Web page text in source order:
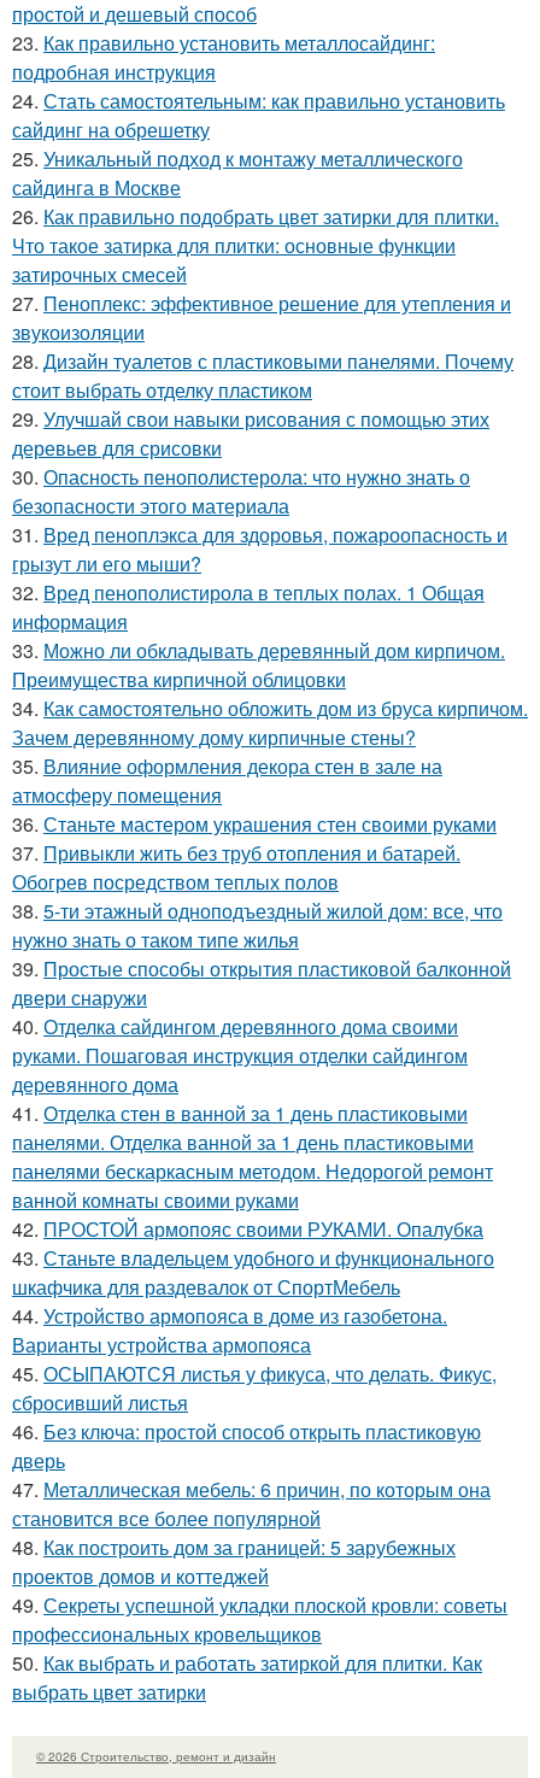
простой и дешевый способ
23. Как правильно установить металлосайдинг:
подробная инструкция
24. Стать самостоятельным: как правильно установить
сайдинг на обрешетку
25. Уникальный подход к монтажу металлического
сайдинга в Москве
26. Как правильно подобрать цвет затирки для плитки.
Что такое затирка для плитки: основные функции
затирочных смесей
27. Пеноплекс: эффективное решение для утепления и
звукоизоляции
28. Дизайн туалетов с пластиковыми панелями. Почему
стоит выбрать отделку пластиком
29. Улучшай свои навыки рисования с помощью этих
деревьев для срисовки
30. Опасность пенополистерола: что нужно знать о
безопасности этого материала
31. Вред пеноплэкса для здоровья, пожароопасность и
грызут ли его мыши?
32. Вред пенополистирола в теплых полах. 1 Общая
информация
33. Можно ли обкладывать деревянный дом кирпичом.
Преимущества кирпичной облицовки
34. Как самостоятельно обложить дом из бруса кирпичом.
Зачем деревянному дому кирпичные стены?
35. Влияние оформления декора стен в зале на
атмосферу помещения
36. Станьте мастером украшения стен своими руками
37. Привыкли жить без труб отопления и батарей.
Обогрев посредством теплых полов
38. 5-ти этажный одноподъездный жилой дом: все, что
нужно знать о таком типе жилья
39. Простые способы открытия пластиковой балконной
двери снаружи
40. Отделка сайдингом деревянного дома своими
руками. Пошаговая инструкция отделки сайдингом
деревянного дома
41. Отделка стен в ванной за 1 день пластиковыми
панелями. Отделка ванной за 1 день пластиковыми
панелями бескаркасным методом. Недорогой ремонт
ванной комнаты своими руками
42. ПРОСТОЙ армопояс своими РУКАМИ. Опалубка
43. Станьте владельцем удобного и функционального
шкафчика для раздевалок от СпортМебель
44. Устройство армопояса в доме из газобетона.
Варианты устройства армопояса
45. ОСЫПАЮТСЯ листья у фикуса, что делать. Фикус,
сбросивший листья
46. Без ключа: простой способ открыть пластиковую
дверь
47. Металлическая мебель: 6 причин, по которым она
становится все более популярной
48. Как построить дом за границей: 5 зарубежных
проектов домов и коттеджей
49. Секреты успешной укладки плоской кровли: советы
профессиональных кровельщиков
50. Как выбрать и работать затиркой для плитки. Как
выбрать цвет затирки
© 2026 Строительство, ремонт и дизайн